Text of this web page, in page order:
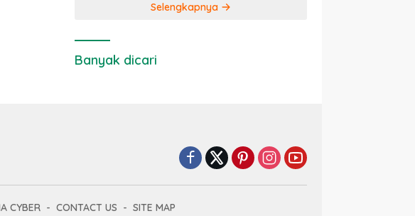
Selengkapnya
Banyak dicari
CYBER CONTACT US SITE MAP